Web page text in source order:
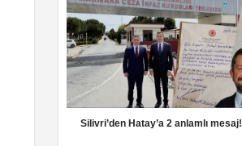
Silivri’den Hatay’a 2 anlamlı mesaj!